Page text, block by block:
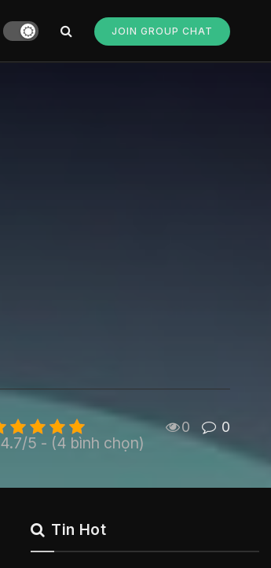
JOIN GROUP CHAT
4.7/5 - (4 bình chọn)
0 0
Tin Hot